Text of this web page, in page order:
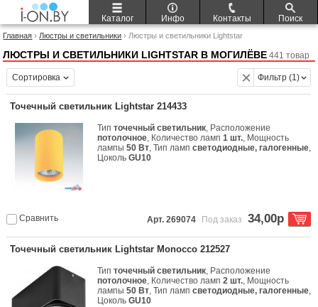
Каталог Инфо Контакты Поиск
Главная › Люстры и светильники › Люстры и светильники Lightstar
ЛЮСТРЫ И СВЕТИЛЬНИКИ LIGHTSTAR В МОГИЛЁВЕ 441 товар
Сортировка Фильтр (1)
Точечный светильник Lightstar 214433
Типточечный светильник, Расположение
потолочное, Количество ламп1 шт., Мощность
лампы50 Вт, Тип лампсветодиодные, галогенные,
ЦокольGU10
Сравнить Арт. 269074 Под заказ 34,00р
Точечный светильник Lightstar Monocco 212527
Типточечный светильник, Расположение
потолочное, Количество ламп2 шт., Мощность
лампы50 Вт, Тип лампсветодиодные, галогенные,
ЦокольGU10